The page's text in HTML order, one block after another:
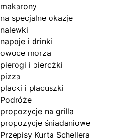
makarony
na specjalne okazje
nalewki
napoje i drinki
owoce morza
pierogi i pierożki
pizza
placki i placuszki
Podróże
propozycje na grilla
propozycje śniadaniowe
Przepisy Kurta Schellera